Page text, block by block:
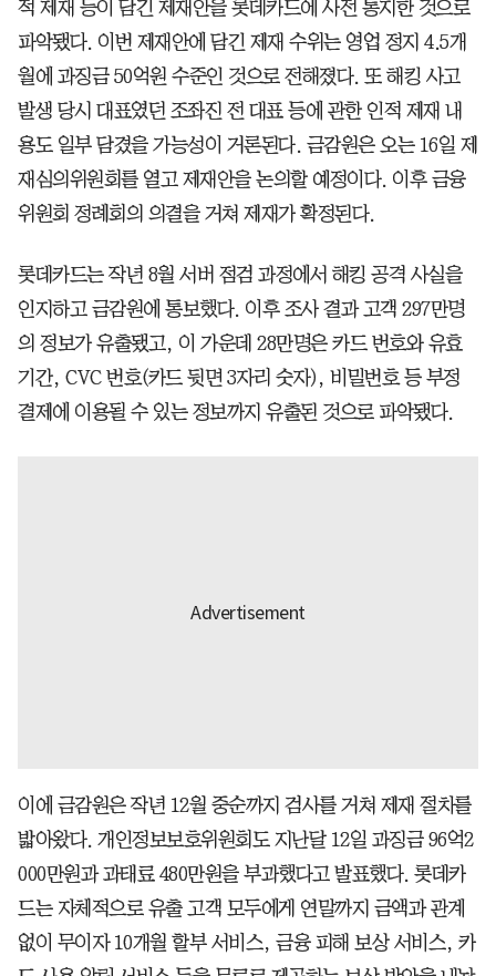
적 제재 등이 담긴 제재안을 롯데카드에 사전 통지한 것으로
파악됐다. 이번 제재안에 담긴 제재 수위는 영업 정지 4.5개
월에 과징금 50억원 수준인 것으로 전해졌다. 또 해킹 사고
발생 당시 대표였던 조좌진 전 대표 등에 관한 인적 제재 내
용도 일부 담겼을 가능성이 거론된다. 금감원은 오는 16일 제
재심의위원회를 열고 제재안을 논의할 예정이다. 이후 금융
위원회 정례회의 의결을 거쳐 제재가 확정된다.
롯데카드는 작년 8월 서버 점검 과정에서 해킹 공격 사실을
인지하고 금감원에 통보했다. 이후 조사 결과 고객 297만명
의 정보가 유출됐고, 이 가운데 28만명은 카드 번호와 유효
기간, CVC 번호(카드 뒷면 3자리 숫자), 비밀번호 등 부정
결제에 이용될 수 있는 정보까지 유출된 것으로 파악됐다.
이에 금감원은 작년 12월 중순까지 검사를 거쳐 제재 절차를
밟아왔다. 개인정보보호위원회도 지난달 12일 과징금 96억2
000만원과 과태료 480만원을 부과했다고 발표했다. 롯데카
드는 자체적으로 유출 고객 모두에게 연말까지 금액과 관계
없이 무이자 10개월 할부 서비스, 금융 피해 보상 서비스, 카